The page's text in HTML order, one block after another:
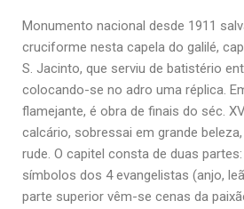
Monumento nacional desde 1911
cruciforme nesta capela do galilé,
S. Jacinto, que serviu de batistério
colocando-se no adro uma réplica.
flamejante, é obra de finais do séc.
calcário, sobressai em grande
rude. O capitel consta de duas
símbolos dos 4 evangelistas (anjo,
parte superior vêm-se cenas da